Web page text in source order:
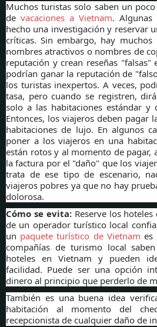
Muchos turistas solo saben un
de vacaciones a Vietnam. Algunas
hecho una investigación y reservar
críticas. Sin embargo, hay
nombres atractivos o nombres de
reputación y crean reseñas
podrían ganar la reputación de
los turistas inexpertos. A veces,
tasa, pero cuando se registren,
solo a las habitaciones estándar y
Entonces, los viajeros deben pagar
habitaciones de lujo. En algunos
poner a los viajeros en una
están rotos y al momento de pagar,
la factura por el "daño" que los
trata de ese tipo de escenario,
viajeros pobres ya que no hay
dolorosa.
Cómo se evita:Reserve los hoteles
de un operador turístico local
un paquete turístico de Vietnam es
compañías de turismo local
hoteles en Vietnam y pueden
facilidad. Puede ser una opción
dinero al principio que perderlo de
También es una buena idea
habitación al momento del
recepcionista de cualquier daño de